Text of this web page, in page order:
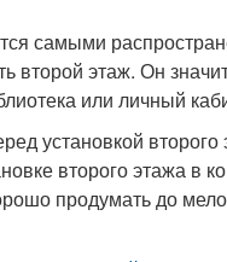
самыми
второй этаж. Он
или личный
установкой
второго этажа в
продумать до